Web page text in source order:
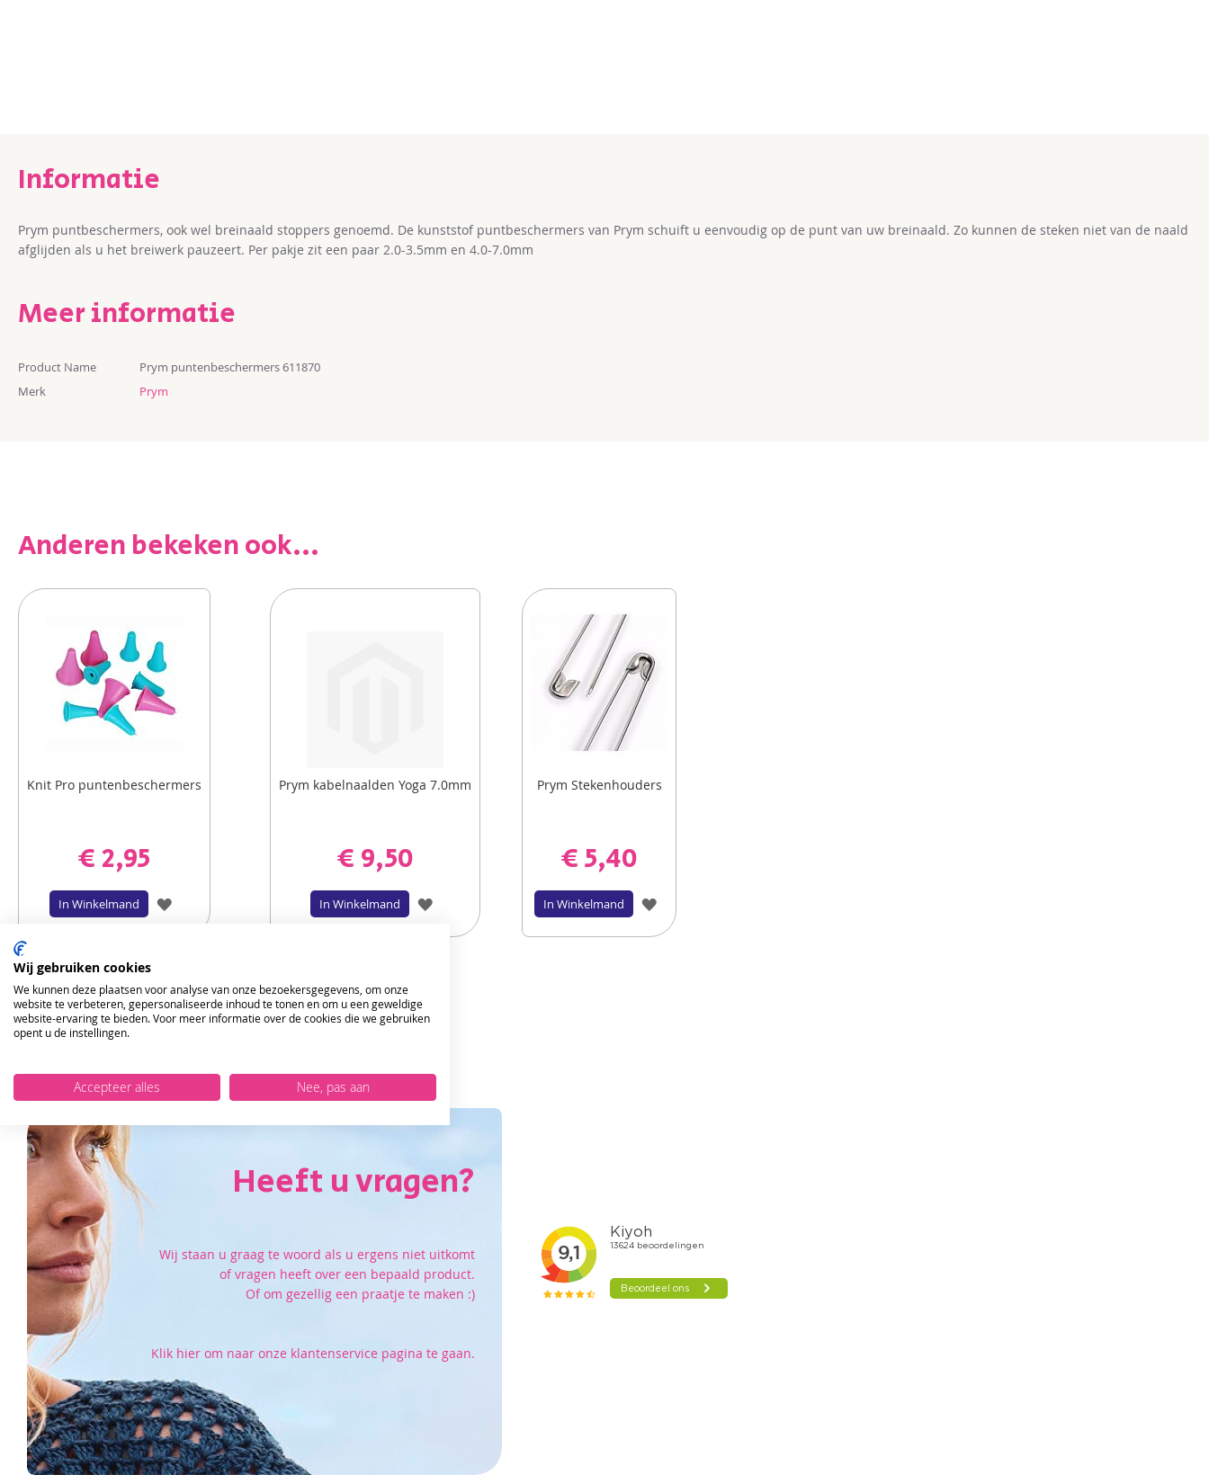
Prym puntbeschermers, ook wel breinaald stoppers genoemd. De kunststof puntbeschermers van Prym schuift u eenvoudig op de punt van uw breinaald. Zo kunnen de steken niet van de naald
afglijden als u het breiwerk pauzeert. Per pakje zit een paar 2.0-3.5mm en 4.0-7.0mm
Meer informatie
Meer
informatie
Product Name
Prym puntenbeschermers 611870
Merk
Prym
Anderen bekeken ook...
Knit Pro puntenbeschermers
€ 2,95
In Winkelmand
VOEG
VERLANGLIJST
Prym kabelnaalden Yoga 7.0mm
€ 9,50
In Winkelmand
VOEG
TOE
Prym Stekenhouders
€ 5,40
In Winkelmand
VOEG
TOE
Heeft u vragen?
Wij staan u graag te woord als u ergens niet uitkomt
of vragen heeft over een bepaald product.
Of om gezellig een praatje te maken :)
Klik hier om naar onze klantenservice pagina te gaan.
Wij gebruiken cookies
We kunnen deze plaatsen voor analyse van onze bezoekersgegevens, om onze
website te verbeteren, gepersonaliseerde inhoud te tonen en om u een geweldige
website-ervaring te bieden. Voor meer informatie over de cookies die we gebruiken
opent u de instellingen.
Accepteer alles Nee, pas aan